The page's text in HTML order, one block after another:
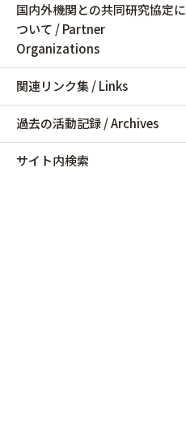
国内外機関との共同研究協定に
ついて / Partner
Organizations
関連リンク集 / Links
過去の活動記録 / Archives
サイト内検索